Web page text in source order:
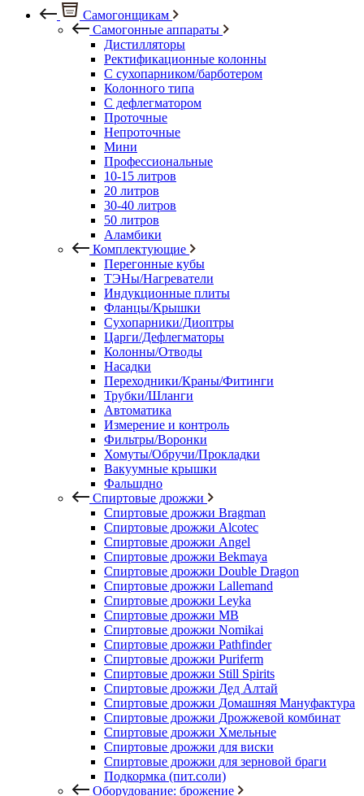
Самогонщикам
Самогонные аппараты
Дистилляторы
Ректификационные колонны
С сухопарником/барботером
Колонного типа
С дефлегматором
Проточные
Непроточные
Мини
Профессиональные
10-15 литров
20 литров
30-40 литров
50 литров
Аламбики
Комплектующие
Перегонные кубы
ТЭНы/Нагреватели
Индукционные плиты
Фланцы/Крышки
Сухопарники/Диоптры
Царги/Дефлегматоры
Колонны/Отводы
Насадки
Переходники/Краны/Фитинги
Трубки/Шланги
Автоматика
Измерение и контроль
Фильтры/Воронки
Хомуты/Обручи/Прокладки
Вакуумные крышки
Фальшдно
Спиртовые дрожжи
Спиртовые дрожжи Bragman
Спиртовые дрожжи Alcotec
Спиртовые дрожжи Angel
Спиртовые дрожжи Bekmaya
Спиртовые дрожжи Double Dragon
Спиртовые дрожжи Lallemand
Спиртовые дрожжи Leyka
Спиртовые дрожжи MB
Спиртовые дрожжи Nomikai
Спиртовые дрожжи Pathfinder
Спиртовые дрожжи Puriferm
Спиртовые дрожжи Still Spirits
Спиртовые дрожжи Дед Алтай
Спиртовые дрожжи Домашняя Мануфактура
Спиртовые дрожжи Дрожжевой комбинат
Спиртовые дрожжи Хмельные
Спиртовые дрожжи для виски
Спиртовые дрожжи для зерновой браги
Подкормка (пит.соли)
Оборудование: брожение